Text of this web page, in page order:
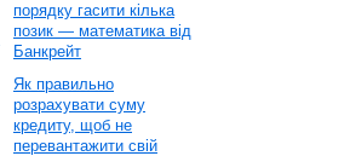
порядку гасити кілька
позик — математика від
Банкрейт
Як правильно
розрахувати суму
кредиту, щоб не
перевантажити свій